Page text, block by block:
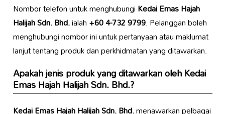
Nombor telefon untuk menghubungiKedai Emas Hajah
Halijah Sdn. Bhd.ialah+60 4-732 9799. Pelanggan boleh
menghubungi nombor ini untuk pertanyaan atau maklumat
lanjut tentang produk dan perkhidmatan yang ditawarkan.
Apakah jenis produk yang ditawarkan olehKedai
Emas Hajah Halijah Sdn. Bhd.?
Kedai Emas Hajah Halijah Sdn. Bhd.menawarkan pelbagai